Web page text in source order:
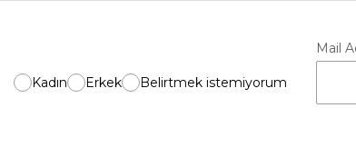
Kadın Erkek Belirtmek istemiyorum
Mail